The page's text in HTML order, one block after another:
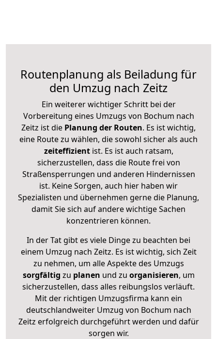
Routenplanung als Beiladung für
den Umzug nach Zeitz
Ein weiterer wichtiger Schritt bei der
Vorbereitung eines Umzugs von Bochum nach
Zeitz ist die Planung der Routen. Es ist wichtig,
eine Route zu wählen, die sowohl sicher als auch
zeiteffizientist. Es ist auch ratsam,
sicherzustellen, dass die Route frei von
Straßensperrungen und anderen Hindernissen
ist. Keine Sorgen, auch hier haben wir
Spezialisten und übernehmen gerne die Planung,
damit Sie sich auf andere wichtige Sachen
konzentrieren können.
In der Tat gibt es viele Dinge zu beachten bei
einem Umzug nach Zeitz. Es ist wichtig, sich Zeit
zu nehmen, um alle Aspekte des Umzugs
sorgfältig zu planen und zu organisieren, um
sicherzustellen, dass alles reibungslos verläuft.
Mit der richtigen Umzugsfirma kann ein
deutschlandweiter Umzug von Bochum nach
Zeitz erfolgreich durchgeführt werden und dafür
sorgen wir.